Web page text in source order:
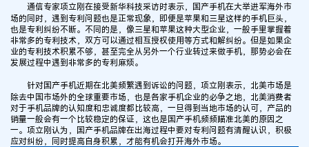
通信专家项立刚在接受新华科技采访时表示，国产手机在大举进军海外市
场的同时，遇到专利问题也是正常现象，即便是苹果和三星这样的手机巨头，
也是专利纠纷不断。不同的是，像三星和苹果这种大型企业，一般手里掌握着
非常多的专利技术，双方可以通过相互授权使用等方式和解纠纷。但是如果企
业的专利技术积累不够，甚至完全从另外一个行业转过来做手机，那势必会在
发展过程中遇到非常多的专利麻烦。
针对国产手机近期在北美频繁遇到诉讼的问题，项立刚表示，北美市场是
除去中国市场外的全球重要市场，也是各家手机企业的必争之地，北美消费者
对于手机品牌的认知度和忠诚度都比较高，一旦得到当地市场的认可，产品的
销量一般会有一个比较稳定的保证，这也是国产手机频频瞄准北美的原因之
一。项立刚认为，国产手机品牌在出海过程中要对专利问题有清醒认识，积极
应对纠纷，同时提高自身积累，才能有机会打开海外市场。